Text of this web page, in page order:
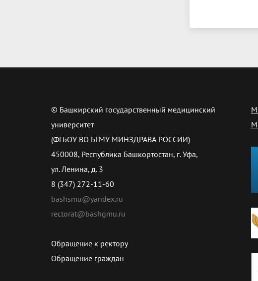
© Башкирский государственный медицинский
университет
(ФГБОУ ВО БГМУ МИНЗДРАВА РОССИИ)
450008, Республика Башкортостан, г. Уфа,
ул. Ленина, д. 3
8 (347) 272-11-60
bashsmu@yandex.ru
rectorat@bashgmu.ru
Обращение к ректору
Обращение граждан